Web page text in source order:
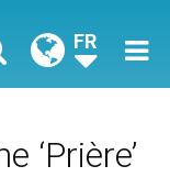
FR
‘Prière’